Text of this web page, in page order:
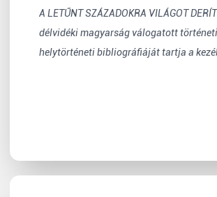
A LETŰNT SZÁZADOKRA VILÁGOT
délvidéki magyarság válogatott
helytörténeti bibliográfiáját tartja a